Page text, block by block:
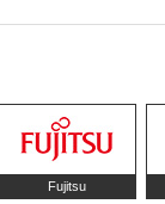
Fujitsu